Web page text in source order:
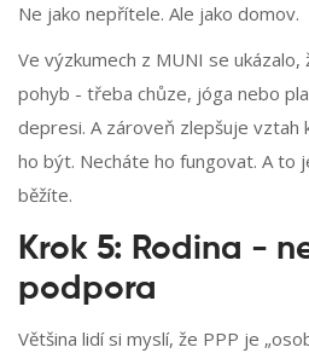
Ne jako nepřítele. Ale jako domov.
Ve výzkumech z MUNI se
pohyb - třeba chůze, jóga nebo
depresi. A zároveň zlepšuje vztah
ho být. Necháte ho fungovat. A to
běžíte.
Krok 5: Rodina -
podpora
Většina lidí si myslí, že PPP je